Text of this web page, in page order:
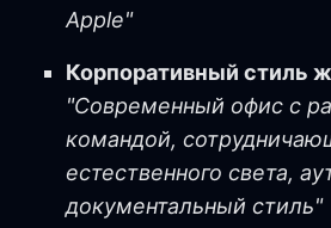
Apple"
Корпоративный стиль
"Современный офис с
командой,
естественного света,
документальный стиль"